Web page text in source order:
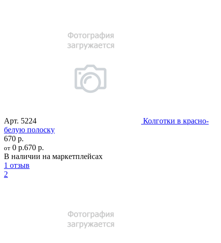
Арт. 5224
Колготки в красно-
белую полоску
670 р.
от 0 р.670 р.
В наличии на маркетплейсах
1 отзыв
2